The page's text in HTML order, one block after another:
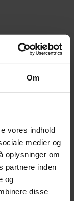
Om
vores indhold
medier og
oplysninger om
partnere inden
og
disse